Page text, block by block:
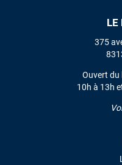
LE
375
Ouvert du
10h à 13h